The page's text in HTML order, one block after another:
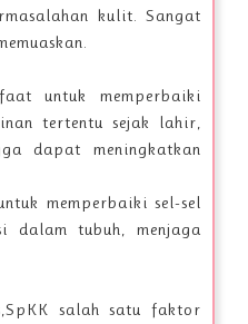
kulit. Sangat
untuk memperbaiki
tertentu sejak lahir,
dapat meningkatkan
memperbaiki sel-sel
dalam tubuh, menjaga
salah satu faktor